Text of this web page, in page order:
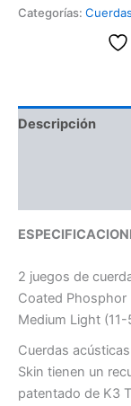
Categorías: Cuerdas
Descripción
2 juegos de
Coated Phosphor
Medium Light (11-
Cuerdas
Skin tienen un
patentado de K3